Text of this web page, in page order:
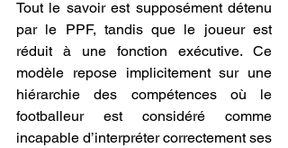
Tout le savoir est supposément détenu
par le PPF, tandis que le joueur est
réduit à une fonction exécutive. Ce
modèle repose implicitement sur une
hiérarchie des compétences où le
footballeur est considéré comme
incapable d’interpréter correctement ses